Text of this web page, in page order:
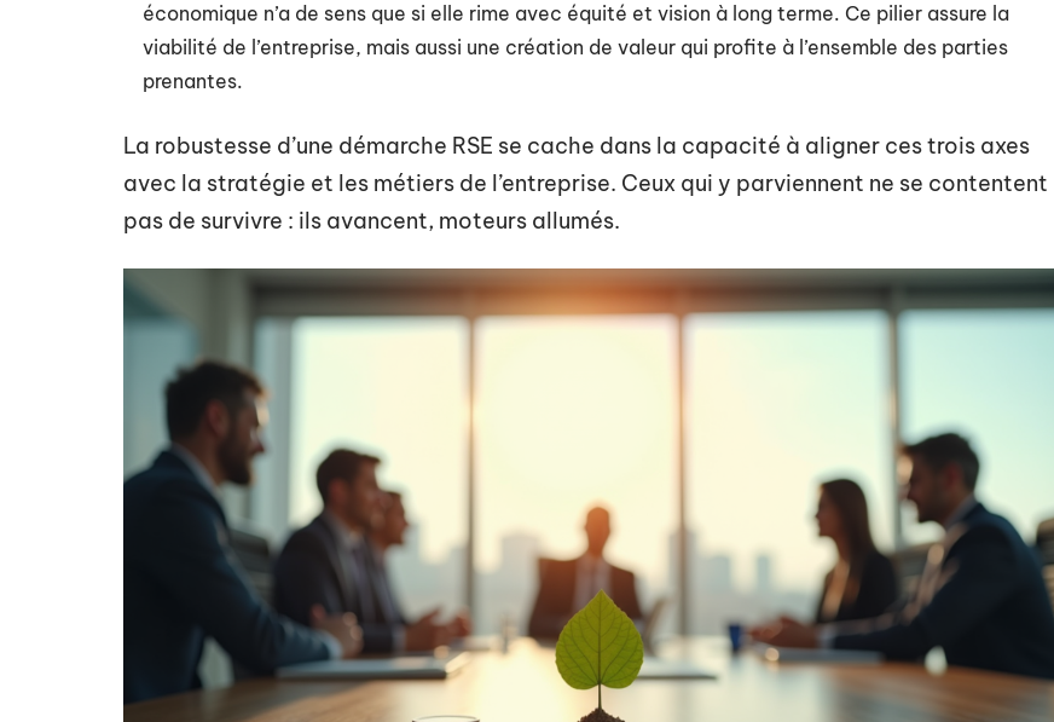
économique n’a de sens que si elle rime avec équité et vision à long terme. Ce pilier assure la
viabilité de l’entreprise, mais aussi une création de valeur qui profite à l’ensemble des parties
prenantes.
La robustesse d’une démarche RSE se cache dans la capacité à aligner ces trois axes
avec la stratégie et les métiers de l’entreprise. Ceux qui y parviennent ne se contentent
pas de survivre : ils avancent, moteurs allumés.